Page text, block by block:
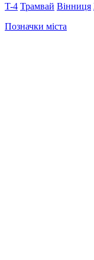
T-4 Трамвай Вінниця
Позначки міста